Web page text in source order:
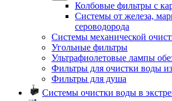
Колбовые фильтры с
Системы от железа,
сероводорода
Системы механической
Угольные фильтры
Ультрафиолетовые лампы
Фильтры для очистки воды
Фильтры для душа
Системы очистки воды в